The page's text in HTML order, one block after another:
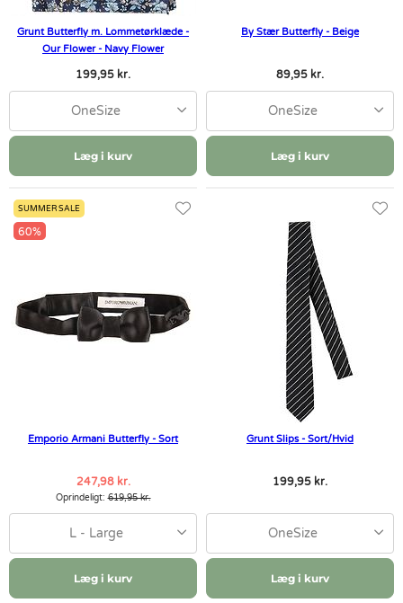
Grunt Butterfly m. Lommetørklæde -
Our Flower - Navy Flower
199,95 kr.
OneSize
Læg i kurv
By Stær Butterfly - Beige
89,95 kr.
OneSize
Læg i kurv
SUMMER SALE
60%
Emporio Armani Butterfly - Sort
247,98 kr.
Oprindeligt:619,95 kr.
L - Large
Læg i kurv
Grunt Slips - Sort/Hvid
199,95 kr.
OneSize
Læg i kurv